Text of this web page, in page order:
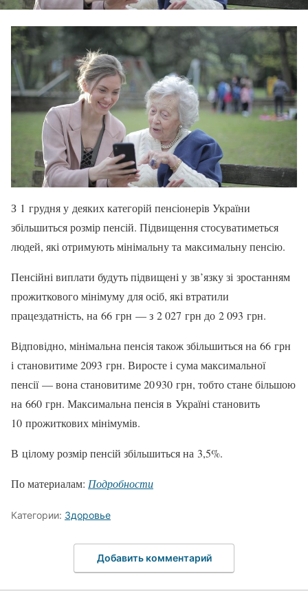
З 1 грудня у деяких категорій пенсіонерів України
збільшиться розмір пенсій. Підвищення стосуватиметься
людей, які отримують мінімальну та максимальну пенсію.
Пенсійні виплати будуть підвищені у зв’язку зі зростанням
прожиткового мінімуму для осіб, які втратили
працездатність, на 66 грн — з 2 027 грн до 2 093 грн.
Відповідно, мінімальна пенсія також збільшиться на 66 грн
і становитиме 2093 грн. Виросте і сума максимальної
пенсії — вона становитиме 20 930 грн, тобто стане більшою
на 660 грн. Максимальна пенсія в Україні становить
10 прожиткових мінімумів.
В цілому розмір пенсій збільшиться на 3,5%.
По материалам: Подробности
Категории: Здоровье
Добавить комментарий